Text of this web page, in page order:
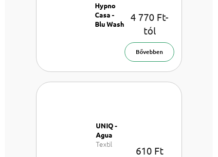
Hypno
Casa -
Blu Wash
4 770 Ft-
tól
Bővebben
UNIQ -
Agua
Textil
610 Ft